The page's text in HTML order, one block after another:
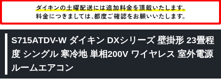
S715ATDV-W ダイキン DXシリーズ 壁掛形 23畳程
度 シングル 寒冷地 単相200V ワイヤレス 室外電源
ルームエアコン